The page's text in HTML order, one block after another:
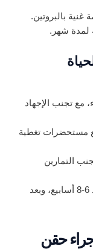
بالبروتين.
لمدة شهر.
مع تجنب الإجهاد
يومًا مع مستحضرات تغطية
تجنب التمارين
: بعد 6-8 أسابيع، وبعد
حقن